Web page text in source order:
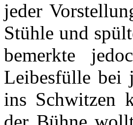
jeder
Stühle und
bemerkte
Leibesfülle bei
ins Schwitzen